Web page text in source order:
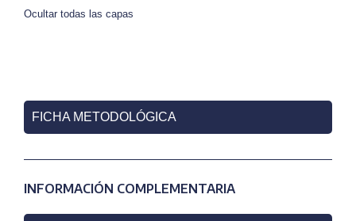
Ocultar todas las capas
FICHA METODOLÓGICA
INFORMACIÓN COMPLEMENTARIA